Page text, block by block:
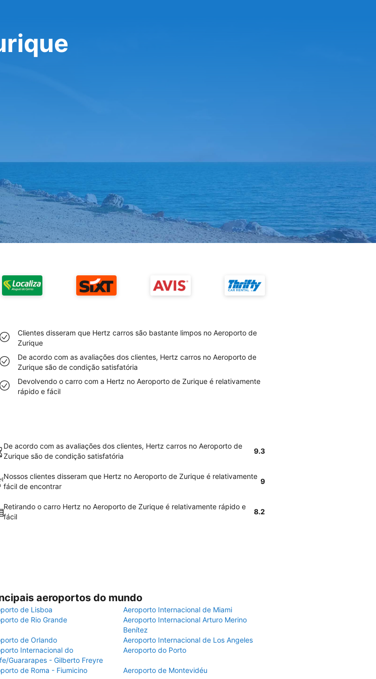
Clientes disseram que Hertz carros são bastante limpos no Aeroporto de
Zurique
De acordo com as avaliações dos clientes, Hertz carros no Aeroporto de
Zurique são de condição satisfatória
Devolvendo o carro com a Hertz no Aeroporto de Zurique é relativamente
rápido e fácil
De acordo com as avaliações dos clientes, Hertz carros no Aeroporto de
Zurique são de condição satisfatória
9.3
Nossos clientes disseram que Hertz no Aeroporto de Zurique é relativamente
fácil de encontrar
9
Retirando o carro Hertz no Aeroporto de Zurique é relativamente rápido e
fácil
8.2
aeroportos do mundo
de Lisboa
Aeroporto Internacional de Miami
de Rio Grande
Aeroporto Internacional Arturo Merino
Benítez
de Orlando
Aeroporto Internacional de Los Angeles
Internacional do
Guararapes - Gilberto Freyre
Aeroporto do Porto
de Roma - Fiumicino Aeroporto de Montevidéu